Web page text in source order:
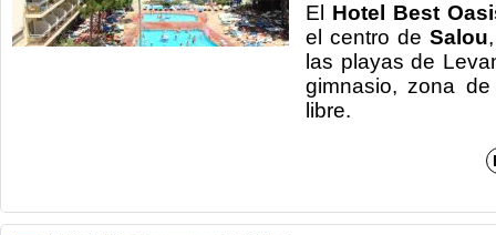
El Hotel Best
el centro deSalou
las playas de
gimnasio, zona